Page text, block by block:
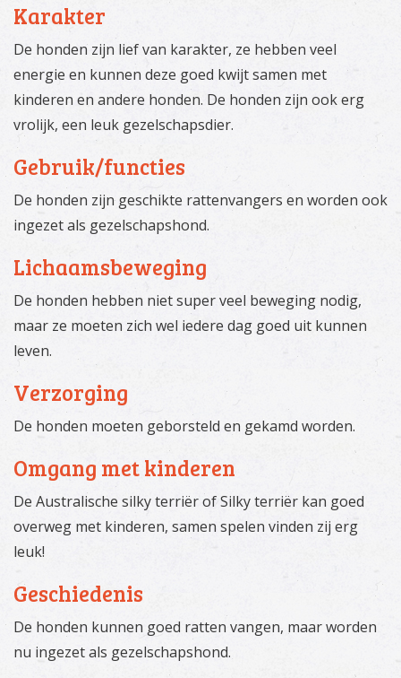
Karakter
De honden zijn lief van karakter, ze hebben veel
energie en kunnen deze goed kwijt samen met
kinderen en andere honden. De honden zijn ook erg
vrolijk, een leuk gezelschapsdier.
Gebruik/functies
De honden zijn geschikte rattenvangers en worden ook
ingezet als gezelschapshond.
Lichaamsbeweging
De honden hebben niet super veel beweging nodig,
maar ze moeten zich wel iedere dag goed uit kunnen
leven.
Verzorging
De honden moeten geborsteld en gekamd worden.
Omgang met kinderen
De Australische silky terriër of Silky terriër kan goed
overweg met kinderen, samen spelen vinden zij erg
leuk!
Geschiedenis
De honden kunnen goed ratten vangen, maar worden
nu ingezet als gezelschapshond.